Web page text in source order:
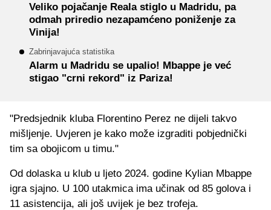
Veliko pojačanje Reala stiglo u Madridu, pa
odmah priredio nezapamćeno poniženje za
Vinija!
Zabrinjavajuća statistika
Alarm u Madridu se upalio! Mbappe je već
stigao "crni rekord" iz Pariza!
"Predsjednik kluba Florentino Perez ne dijeli takvo
mišljenje. Uvjeren je kako može izgraditi pobjednički
tim sa obojicom u timu."
Od dolaska u klub u ljeto 2024. godine Kylian Mbappe
igra sjajno. U 100 utakmica ima učinak od 85 golova i
11 asistencija, ali još uvijek je bez trofeja.